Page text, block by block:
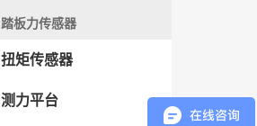
踏板力传感器
扭矩传感器
测力平台